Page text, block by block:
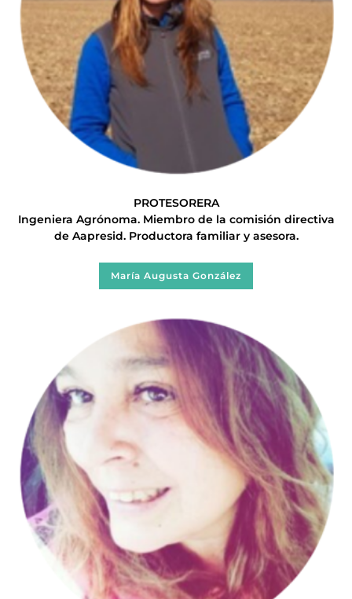
PROTESORERA
Ingeniera Agrónoma. Miembro de la comisión directiva
de Aapresid. Productora familiar y asesora.
María Augusta González